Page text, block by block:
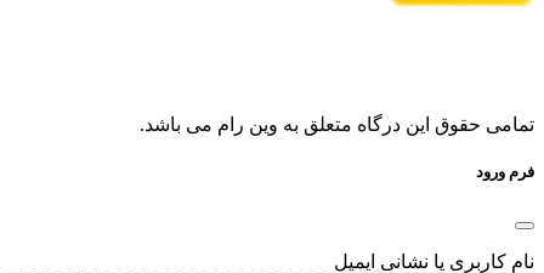
تمامی حقوق این درگاه متعلق به وین رام می باشد.
فرم ورود
نام کاربری یا نشانی ایمیل